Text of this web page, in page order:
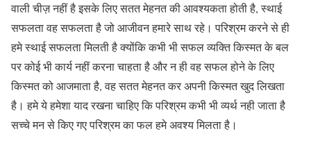
वाली चीज़ नहीं है इसके लिए सतत मेहनत की आवश्यकता होती है, स्थाई
सफलता वह सफलता है जो आजीवन हमारे साथ रहे। परिश्रम करने से ही
हमे स्थाई सफलता मिलती है क्योंकि कभी भी सफल व्यक्ति किस्मत के बल
पर कोई भी कार्य नहीं करना चाहता है और न ही वह सफल होने के लिए
किस्मत को आजमाता है, वह सतत मेहनत कर अपनी किस्मत खुद लिखता
है। हमे ये हमेशा याद रखना चाहिए कि परिश्रम कभी भी व्यर्थ नही जाता है
सच्चे मन से किए गए परिश्रम का फल हमे अवश्य मिलता है।